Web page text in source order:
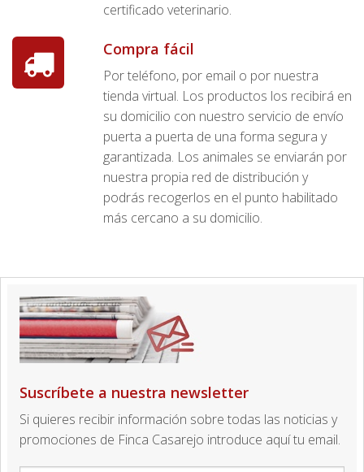
certificado veterinario.
Compra fácil
Por teléfono, por email o por nuestra
tienda virtual. Los productos los recibirá en
su domicilio con nuestro servicio de envío
puerta a puerta de una forma segura y
garantizada. Los animales se enviarán por
nuestra propia red de distribución y
podrás recogerlos en el punto habilitado
más cercano a su domicilio.
Suscríbete a nuestra newsletter
Si quieres recibir información sobre todas las noticias y
promociones de Finca Casarejo introduce aquí tu email.